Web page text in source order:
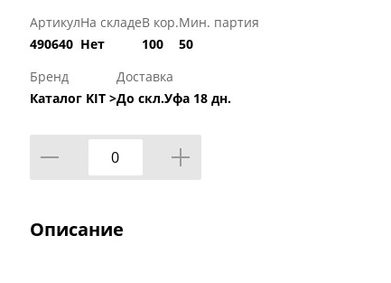
Артикул
490640
На складе
Нет
В кор.
100
Мин. партия
50
Бренд
Каталог KIT >
Доставка
До скл.Уфа 18 дн.
Описание